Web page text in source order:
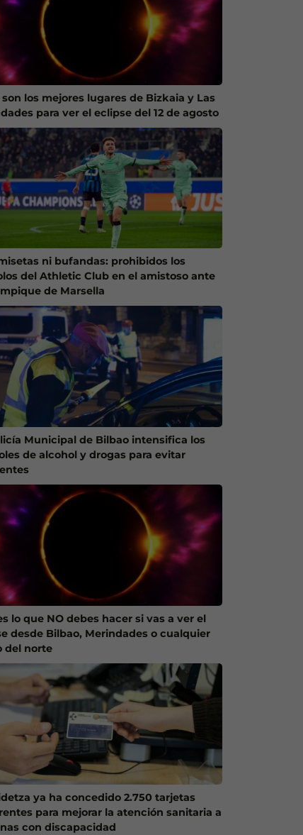
son los mejores lugares de Bizkaia y Las
para ver el eclipse del 12 de agosto
ni bufandas: prohibidos los
del Athletic Club en el amistoso ante
de Marsella
Municipal de Bilbao intensifica los
de alcohol y drogas para evitar
lo que NO debes hacer si vas a ver el
desde Bilbao, Merindades o cualquier
del norte
ya ha concedido 2.750 tarjetas
para mejorar la atención sanitaria a
con discapacidad